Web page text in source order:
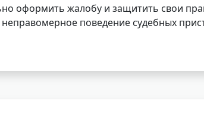
оформить жалобу и защитить свои
поведение судебных